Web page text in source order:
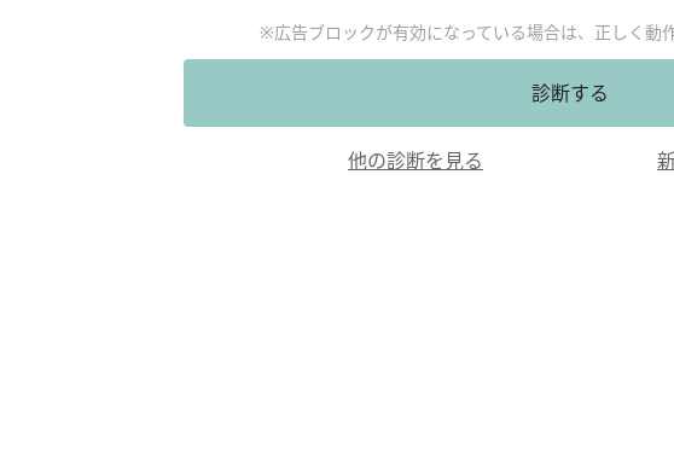
※広告ブロックが有効になっている場合は、正しく動
診断する
他の診断を見る